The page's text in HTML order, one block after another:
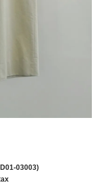
03003)